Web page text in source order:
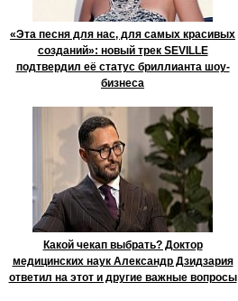
«Эта песня для нас, для самых красивых
созданий»: новый трек SEVILLE
подтвердил её статус бриллианта шоу-
бизнеса
Какой чекап выбрать? Доктор
медицинских наук Александр Дзидзария
ответил на этот и другие важные вопросы